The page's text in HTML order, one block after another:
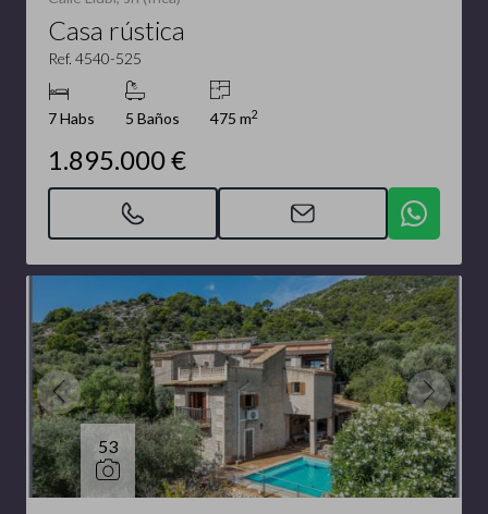
Casa rústica
Ref. 4540-525
7 Habs 5 Baños 475 m2
1.895.000 €
53